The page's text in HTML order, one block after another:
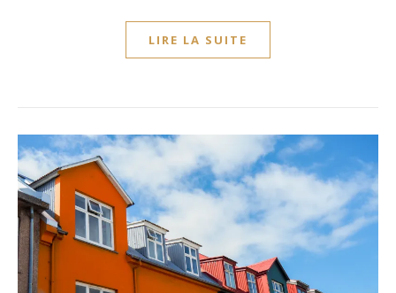
LIRE LA SUITE